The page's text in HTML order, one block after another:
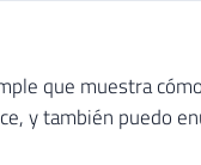
que muestra
y también puedo